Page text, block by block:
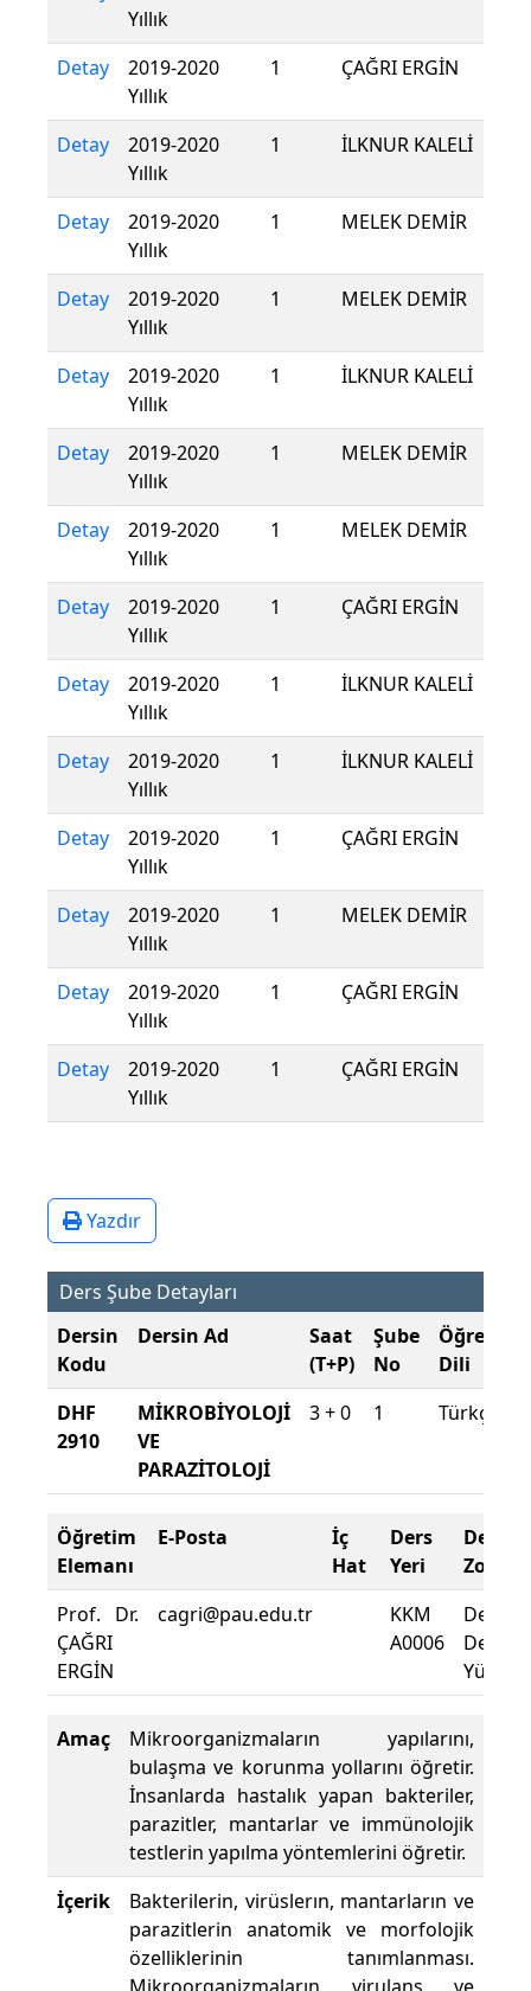
Yıllık
Detay
2019-2020
Yıllık
1 ÇAĞRI ERGİN
Detay
2019-2020
Yıllık
1 İLKNUR KALELİ
Detay
2019-2020
Yıllık
1 MELEK DEMİR
Detay
2019-2020
Yıllık
1 MELEK DEMİR
Detay
2019-2020
Yıllık
1 İLKNUR KALELİ
Detay
2019-2020
Yıllık
1 MELEK DEMİR
Detay
2019-2020
Yıllık
1 MELEK DEMİR
Detay
2019-2020
Yıllık
1 ÇAĞRI ERGİN
Detay
2019-2020
Yıllık
1 İLKNUR KALELİ
Detay
2019-2020
Yıllık
1 İLKNUR KALELİ
Detay
2019-2020
Yıllık
1 ÇAĞRI ERGİN
Detay
2019-2020
Yıllık
1 MELEK DEMİR
Detay
2019-2020
Yıllık
1 ÇAĞRI ERGİN
Detay
2019-2020
Yıllık
1 ÇAĞRI ERGİN
Yazdır
Ders Şube Detayları
Dersin
Kodu
Dersin Ad
Saat
(T+P)
Şube
No
Öğretim
Dili
DHF
2910
MİKROBİYOLOJİ
VE
PARAZİTOLOJİ
3 + 0 1 Türkçe
Öğretim
Elemanı
E-Posta
İç
Hat
Ders
Yeri
Devam
Prof. Dr.
ÇAĞRI
ERGİN
cagri@pau.edu.tr
KKM
A0006
Dersin
Devam
Amaç
Mikroorganizmaların yapılarını,
bulaşma ve korunma yollarını öğretir.
İnsanlarda hastalık yapan bakteriler,
parazitler, mantarlar ve immünolojik
testlerin yapılma yöntemlerini öğretir.
İçerik
Bakterilerin, virüslerın, mantarların ve
parazitlerin anatomik ve morfolojik
özelliklerinin tanımlanması.